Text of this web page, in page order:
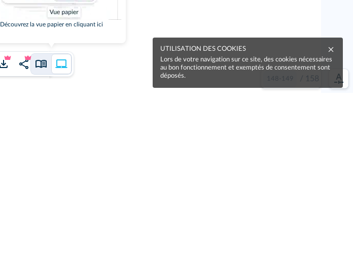
/ 158
Découvrez la vue papier en cliquant ici
UTILISATION DES COOKIES
Lors de votre navigation sur ce site, des cookies nécessaires
au bon fonctionnement et exemptés de consentement sont
déposés.